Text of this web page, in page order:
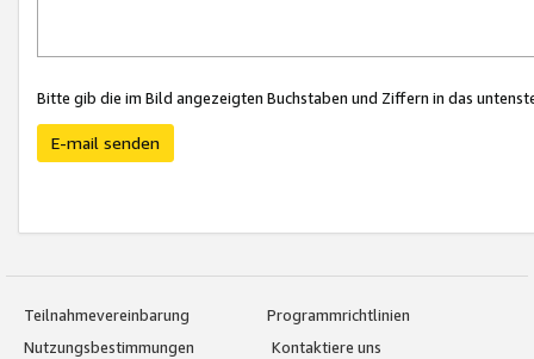
Bitte gib die im Bild angezeigten Buchstaben und Ziffern in das
E-mail senden
Teilnahmevereinbarung
Programmrichtlinien
Nutzungsbestimmungen
Kontaktiere uns